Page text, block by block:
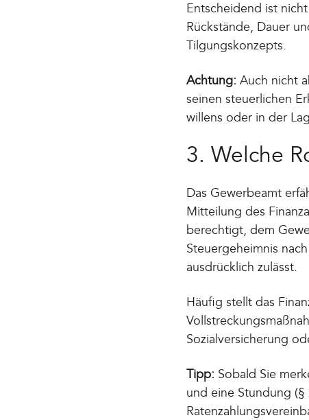
Entscheidend ist
Rückstände, Dauer
Tilgungskonzepts.
Achtung: Auch nicht
seinen steuerlichen
willens oder in der
3. Welche
Das Gewerbeamt
Mitteilung des
berechtigt, dem
Steuergeheimnis
ausdrücklich zulässt.
Häufig stellt das
Sozialversicherung
Tipp: Sobald Sie
und eine Stundung